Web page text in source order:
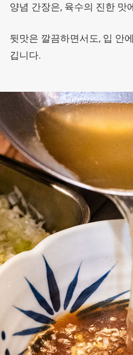
양념 간장은, 육수의 진한 맛
뒷맛은 깔끔하면서도, 입 안
깁니다.